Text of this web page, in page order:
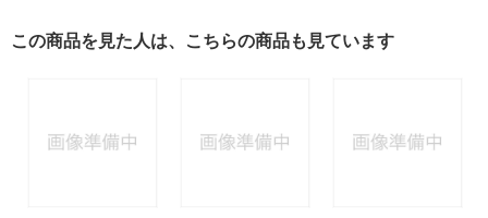
この商品を見た人は、こちらの商品も見ています